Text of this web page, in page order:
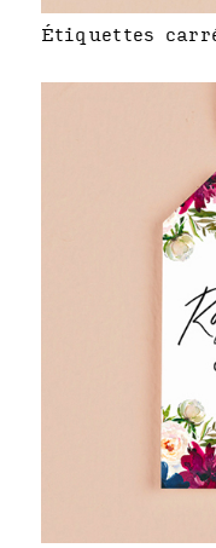
Étiquettes